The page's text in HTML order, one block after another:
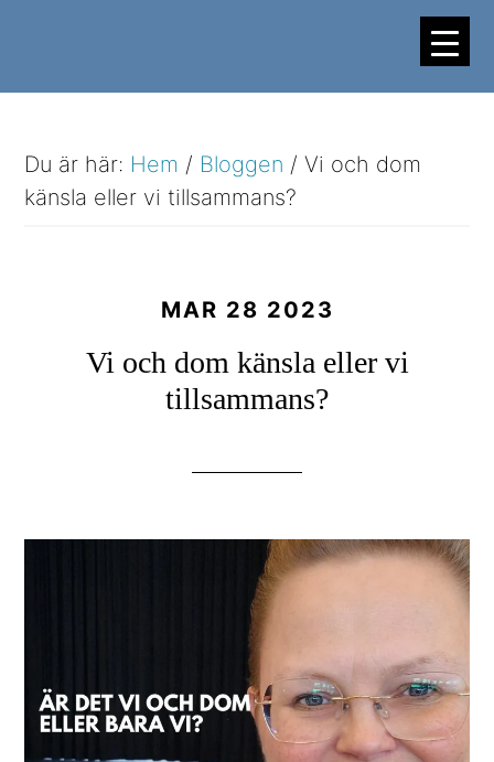
Du är här: Hem / Bloggen / Vi och dom
känsla eller vi tillsammans?
MAR 28 2023
Vi och dom känsla eller vi
tillsammans?